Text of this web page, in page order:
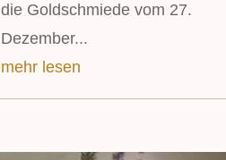
die Goldschmiede vom 27.
Dezember...
mehr lesen